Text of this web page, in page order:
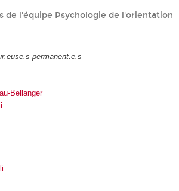
de l'équipe Psychologie de l'orientation
permanent.e.s
Bellanger